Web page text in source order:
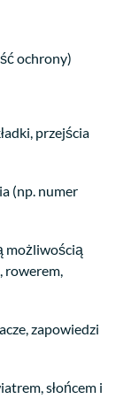
ochrony)
przejścia
(np. numer
możliwością
rowerem,
zapowiedzi
słońcem i